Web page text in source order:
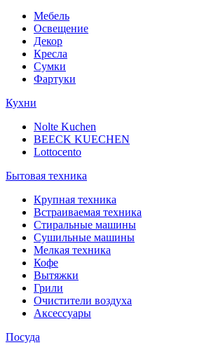
Мебель
Освещение
Декор
Кресла
Сумки
Фартуки
Кухни
Nolte Kuchen
BEECK KUECHEN
Lottocento
Бытовая техника
Крупная техника
Встраиваемая техника
Стиральные машины
Сушильные машины
Мелкая техника
Кофе
Вытяжки
Грили
Очистители воздуха
Аксессуары
Посуда